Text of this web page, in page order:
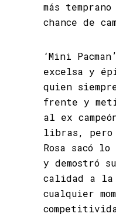
más
chance de
‘Mini
excelsa y
quien
frente y
al ex
libras,
Rosa sacó lo
y demostró
calidad a la
cualquier